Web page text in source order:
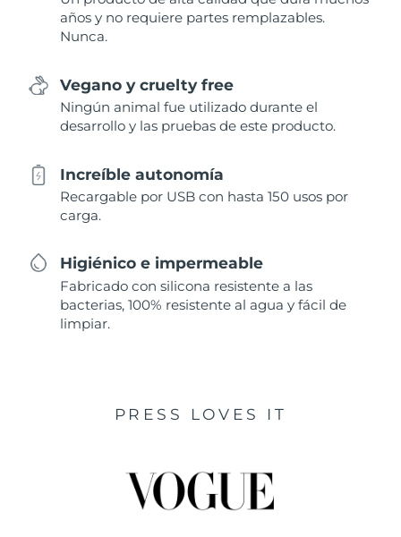
años y no requiere partes remplazables.
Nunca.
Vegano y cruelty free
Ningún animal fue utilizado durante el
desarrollo y las pruebas de este producto.
Increíble autonomía
Recargable por USB con hasta 150 usos por
carga.
Higiénico e impermeable
Fabricado con silicona resistente a las
bacterias, 100% resistente al agua y fácil de
limpiar.
PRESS LOVES IT